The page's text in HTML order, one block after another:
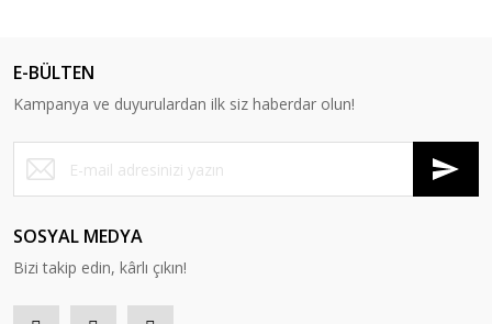
E-BÜLTEN
Kampanya ve duyurulardan ilk siz haberdar olun!
SOSYAL MEDYA
Bizi takip edin, kârlı çıkın!